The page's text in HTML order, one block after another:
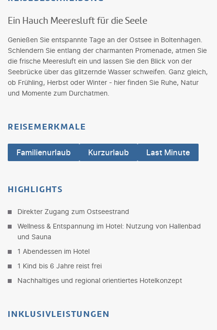
Ein Hauch Meeresluft für die Seele
Genießen Sie entspannte Tage an der Ostsee in Boltenhagen.
Schlendern Sie entlang der charmanten Promenade, atmen Sie
die frische Meeresluft ein und lassen Sie den Blick von der
Seebrücke über das glitzernde Wasser schweifen. Ganz gleich,
ob Frühling, Herbst oder Winter - hier finden Sie Ruhe, Natur
und Momente zum Durchatmen.
REISEMERKMALE
Familienurlaub Kurzurlaub Last Minute
HIGHLIGHTS
Direkter Zugang zum Ostseestrand
Wellness & Entspannung im Hotel: Nutzung von Hallenbad
und Sauna
1 Abendessen im Hotel
1 Kind bis 6 Jahre reist frei
Nachhaltiges und regional orientiertes Hotelkonzept
INKLUSIVLEISTUNGEN